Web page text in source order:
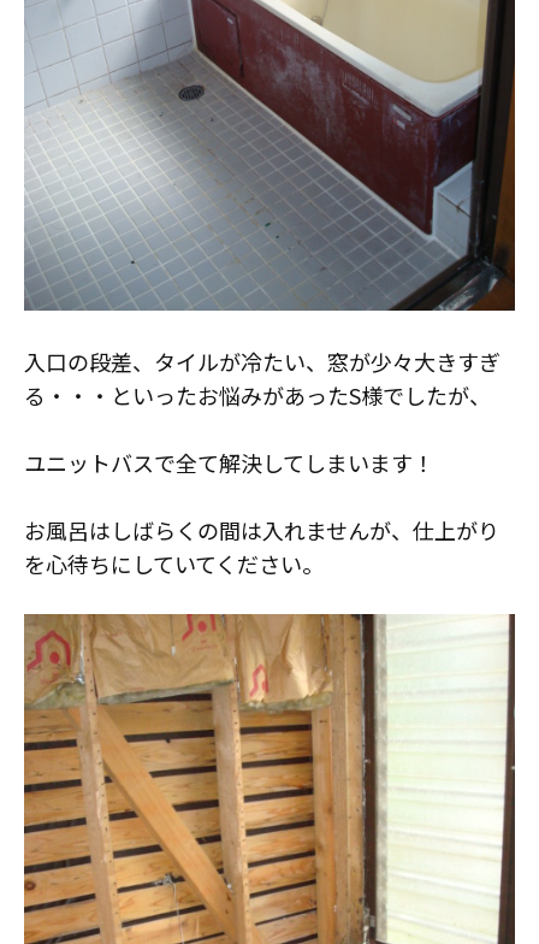
入口の段差、タイルが冷たい、窓が少々大きすぎ
る・・・といったお悩みがあったS様でしたが、
ユニットバスで全て解決してしまいます！
お風呂はしばらくの間は入れませんが、仕上がり
を心待ちにしていてください。